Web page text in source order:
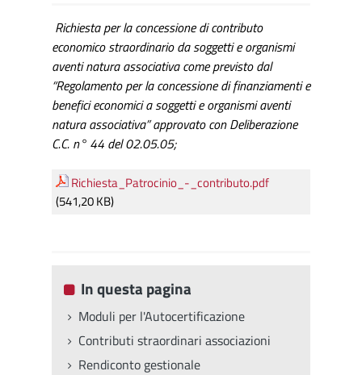
Richiesta per la concessione di contributo
economico straordinario da soggetti e organismi
aventi natura associativa come previsto dal
“Regolamento per la concessione di finanziamenti e
benefici economici a soggetti e organismi aventi
natura associativa” approvato con Deliberazione
C.C. n° 44 del 02.05.05;
Richiesta_Patrocinio_-_contributo.pdf
(541,20 KB)
In questa pagina
Moduli per l'Autocertificazione
Contributi straordinari associazioni
Rendiconto gestionale